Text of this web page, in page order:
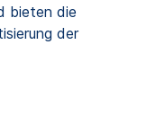
bieten die
der